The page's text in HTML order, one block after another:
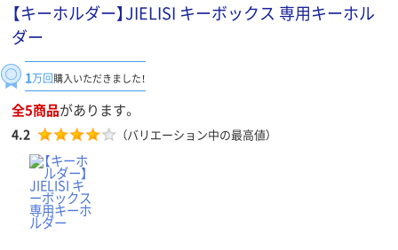
【キーホルダー】JIELISI キーボックス 専用キーホル
ダー
1万回購入いただきました！
全5商品があります。
4.2 （バリエーション中の最高値）